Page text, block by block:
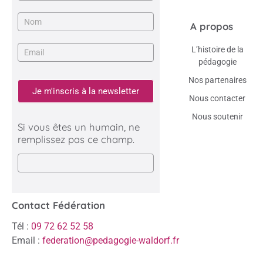
Je m'inscris à la newsletter
Si vous êtes un humain, ne
remplissez pas ce champ.
A propos
L’histoire de la
pédagogie
Nos partenaires
Nous contacter
Nous soutenir
Contact Fédération
Tél : 09 72 62 52 58
Email : federation@pedagogie-waldorf.fr